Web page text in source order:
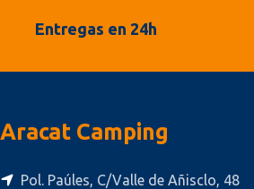
Entregas en 24h
Aracat Camping
Pol. Paúles, C/Valle de Añisclo, 48